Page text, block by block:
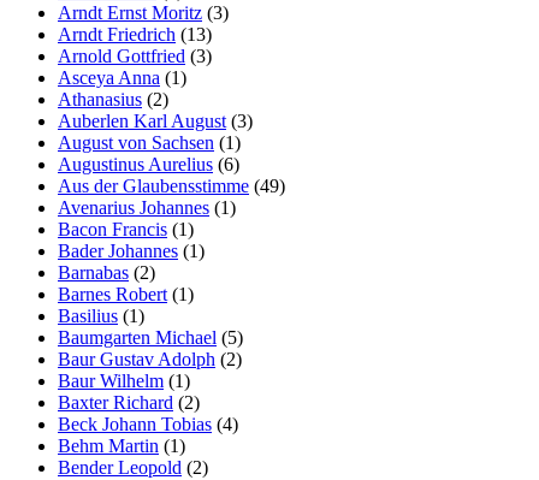
Arndt Ernst Moritz (3)
Arndt Friedrich (13)
Arnold Gottfried (3)
Asceya Anna (1)
Athanasius (2)
Auberlen Karl August (3)
August von Sachsen (1)
Augustinus Aurelius (6)
Aus der Glaubensstimme (49)
Avenarius Johannes (1)
Bacon Francis (1)
Bader Johannes (1)
Barnabas (2)
Barnes Robert (1)
Basilius (1)
Baumgarten Michael (5)
Baur Gustav Adolph (2)
Baur Wilhelm (1)
Baxter Richard (2)
Beck Johann Tobias (4)
Behm Martin (1)
Bender Leopold (2)